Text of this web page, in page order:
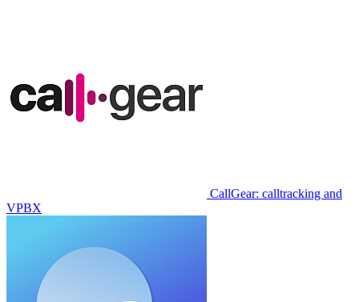
CallGear: calltracking and
VPBX